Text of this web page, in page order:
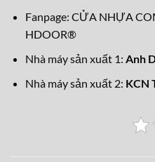
Fanpage: CỬA NHỰA
HDOOR®
Nhà máy sản xuất 1: Anh
Nhà máy sản xuất 2: KCN